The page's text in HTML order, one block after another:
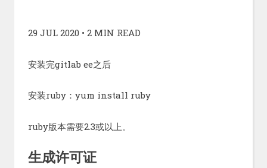
29 JUL 2020 • 2 MIN READ
安装完gitlab ee之后
安装ruby：yum install ruby
ruby版本需要2.3或以上。
生成许可证